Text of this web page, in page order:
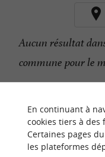
Aucun résultat
commune pour le
En continuant à
cookies tiers à des
Certaines pages
les plateformes